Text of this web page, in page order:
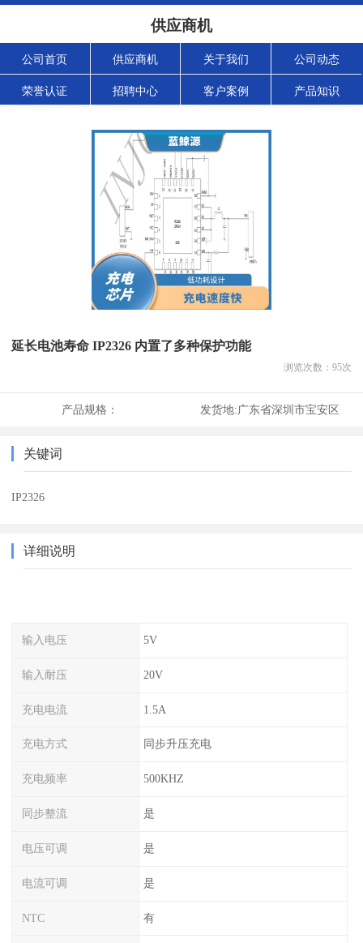
供应商机
公司首页 供应商机 关于我们 公司动态
荣誉认证 招聘中心 客户案例 产品知识
延长电池寿命 IP2326 内置了多种保护功能
浏览次数： 95次
产品规格： 发货地:广东省深圳市宝安区
关键词
IP2326
详细说明
输入电压 5V
输入耐压 20V
充电电流 1.5A
充电方式 同步升压充电
充电频率 500KHZ
同步整流 是
电压可调 是
电流可调 是
NTC 有